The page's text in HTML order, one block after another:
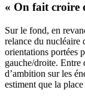
« On fait croire
Sur le fond, en
relance du nucléaire
orientations portées
gauche/droite. Entre
d’ambition sur les
estiment que la